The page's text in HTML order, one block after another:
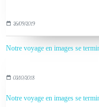
26/09/2019
Notre voyage en images se
03/10/2018
Notre voyage en images se